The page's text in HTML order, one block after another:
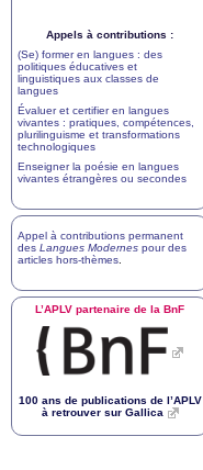
Appels à contributions :
(Se) former en langues : des
politiques éducatives et
linguistiques aux classes de
langues
Évaluer et certifier en langues
vivantes : pratiques, compétences,
plurilinguisme et transformations
technologiques
Enseigner la poésie en langues
vivantes étrangères ou secondes
Appel à contributions permanent
des Langues Modernes pour des
articles hors-thèmes
L’APLV partenaire de la BnF
100 ans de publications de l’APLV
à retrouver sur Gallica